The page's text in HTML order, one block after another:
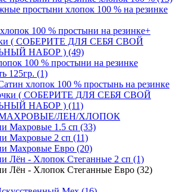
простыни хлопок 100 % на резинке
100 % простыни на резинке+
( СОБЕРИТЕ ДЛЯ СЕБЯ СВОЙ
НАБОР ) (49)
100 % простыни на резинке
125гр. (1)
хлопок 100 % простынь на резинке
( СОБЕРИТЕ ДЛЯ СЕБЯ СВОЙ
НАБОР ) (11)
ЛЕН/ХЛОПОК
Махровые 1.5 сп (33)
Махровые 2 сп (11)
Махровые Евро (20)
Лён - Хлопок Стеганные 2 сп (1)
Лён - Хлопок Стеганные Евро (32)